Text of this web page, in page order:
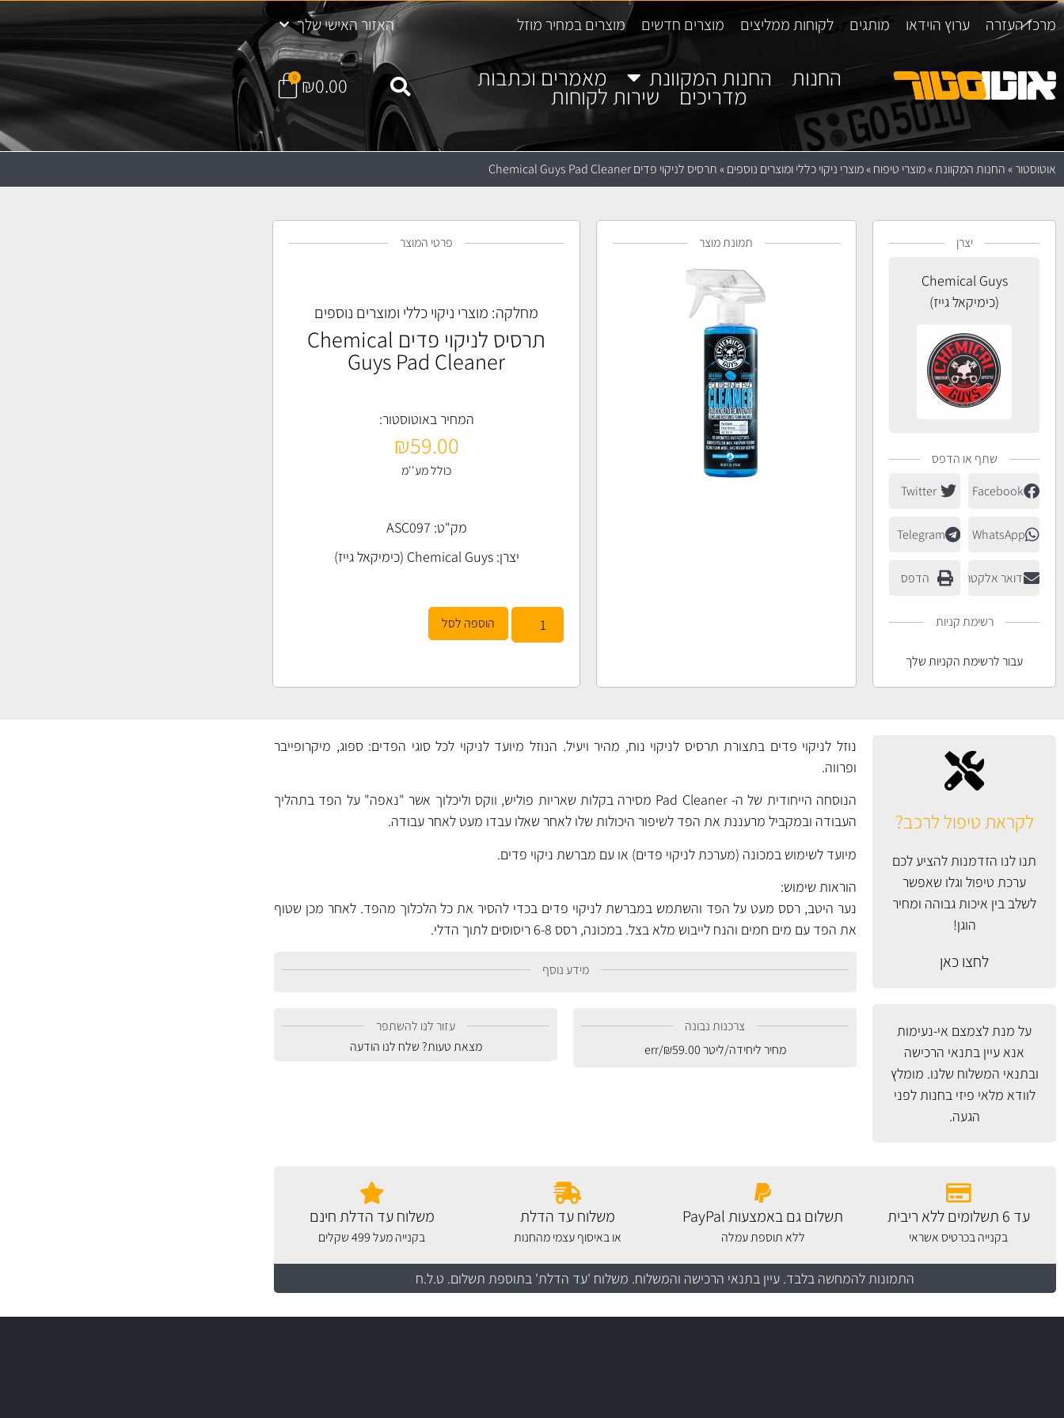
מרכז העזרה ערוץ הוידאו מותגים לקוחות ממליצים מוצרים חדשים מוצרים במחיר מוזל האזור האישי שלך
החנות החנות המקוונת מאמרים וכתבות
מדריכים שירות לקוחות ₪0.00
0
אוטוסטור»החנות המקוונת»מוצרי טיפוח»מוצרי ניקוי כללי ומוצרים נוספים»תרסיס לניקוי פדים Chemical Guys Pad Cleaner
יצרן
Chemical Guys
(כימיקאל גייז)
שתף או הדפס
Facebook
Twitter
WhatsApp
Telegram
דואר אלקטרוני הדפס
רשימת קניות
עבור לרשימת הקניות שלך
תמונת מוצר פרטי המוצר
מחלקה: מוצרי ניקוי כללי ומוצרים נוספים
תרסיס לניקוי פדים Chemical
Guys Pad Cleaner
המחיר באוטוסטור:
₪59.00
כולל מע''מ
מק"ט: ASC097
יצרן:Chemical Guys (כימיקאל גייז)
הוספה לסל
לקראת טיפול לרכב?
תנו לנו הזדמנות להציע לכם
ערכת טיפול וגלו שאפשר
לשלב בין איכות גבוהה ומחיר
הוגן!
לחצו כאן
על מנת לצמצם אי-נעימות
אנא עיין בתנאי הרכישה
ובתנאי המשלוח שלנו. מומלץ
לוודא מלאי פיזי בחנות לפני
הגעה.
נוזל לניקוי פדים בתצורת תרסיס לניקוי נוח, מהיר ויעיל. הנוזל מיועד לניקוי לכל סוגי הפדים: ספוג, מיקרופייבר
ופרווה.
הנוסחה הייחודית של ה- Pad Cleaner מסירה בקלות שאריות פוליש, ווקס וליכלוך אשר "נאפה" על הפד בתהליך
העבודה ובמקביל מרעננת את הפד לשיפור היכולות שלו לאחר שאלו עבדו מעט לאחר עבודה.
מיועד לשימוש במכונה (מערכת לניקוי פדים) או עם מברשת ניקוי פדים.
הוראות שימוש:
נער היטב, רסס מעט על הפד והשתמש במברשת לניקוי פדים בכדי להסיר את כל הלכלוך מהפד. לאחר מכן שטוף
את הפד עם מים חמים והנח לייבוש מלא בצל. במכונה, רסס 6-8 ריסוסים לתוך הדלי.
מידע נוסף
צרכנות נבונה
מחיר ליחידה/ליטר
₪59.00
/err
עזור לנו להשתפר
מצאת טעות? שלח לנו הודעה
עד 6 תשלומים ללא ריבית
בקנייה בכרטיס אשראי
תשלום גם באמצעות PayPal
ללא תוספת עמלה
משלוח עד הדלת
או באיסוף עצמי מהחנות
משלוח עד הדלת חינם
בקנייה מעל 499 שקלים
התמונות להמחשה בלבד. עיין בתנאי הרכישה והמשלוח. משלוח 'עד הדלת' בתוספת תשלום. ט.ל.ח